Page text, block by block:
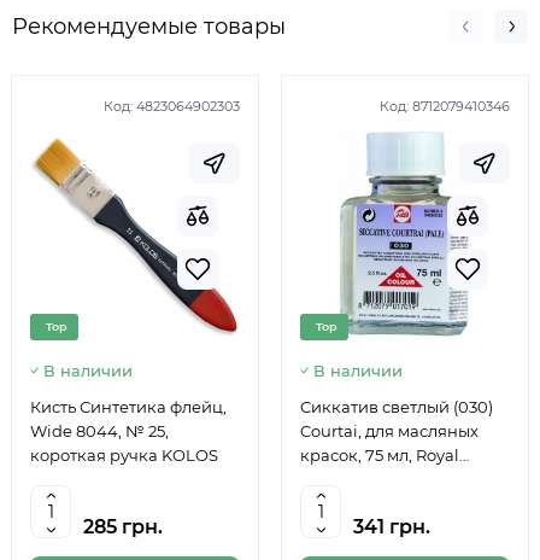
Рекомендуемые товары
Код: 4823064902303
Top
В наличии
Кисть Синтетика флейц,
Wide 8044, № 25,
короткая ручка KOLOS
285 грн.
Код: 8712079410346
Top
В наличии
Сиккатив светлый (030)
Courtai, для масляных
красок, 75 мл, Royal
341 грн.